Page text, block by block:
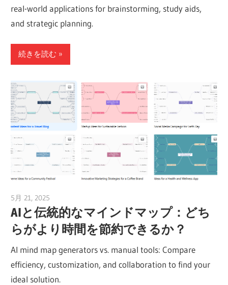
real-world applications for brainstorming, study aids,
and strategic planning.
続きを読む
5月 21, 2025
AIと伝統的なマインドマップ：どち
らがより時間を節約できるか？
AI mind map generators vs. manual tools: Compare
efficiency, customization, and collaboration to find your
ideal solution.